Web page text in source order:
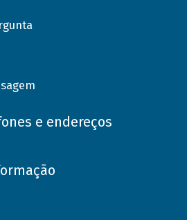
e endereços